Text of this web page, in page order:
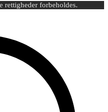
rettigheder forbeholdes.